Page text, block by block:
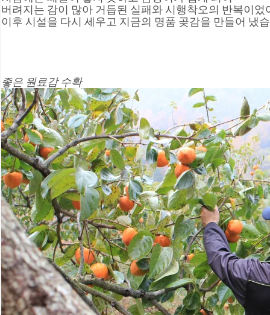
버려지는 감이 많아 거듭된 실패와 시행착오의 반복이었
이후 시설을 다시 세우고 지금의 명품 곶감을 만들어 냈
좋은 원료감 수확